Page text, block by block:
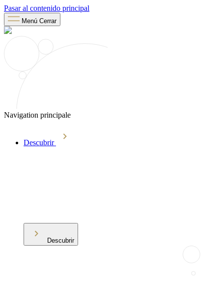
Pasar al contenido principal
Menú Cerrar
Navigation principale
Descubrir
Descubrir